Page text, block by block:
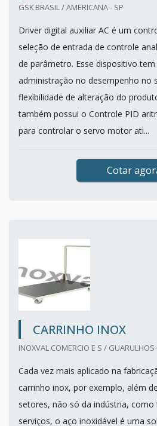
GSK BRASIL / AMERICANA - SP
Driver digital auxiliar AC é um
seleção de entrada de controle
de parâmetro. Esse dispositivo
administração no desempenho no
flexibilidade de alteração do
também possui o Controle PID
para controlar o servo motor ati...
Cotar
CARRINHO INOX
INOXVAL COMERCIO E S / GUARULHOS
Cada vez mais aplicado na
carrinho inox, por exemplo, além
setores, não só da indústria,
serviços, o aço inoxidável é uma